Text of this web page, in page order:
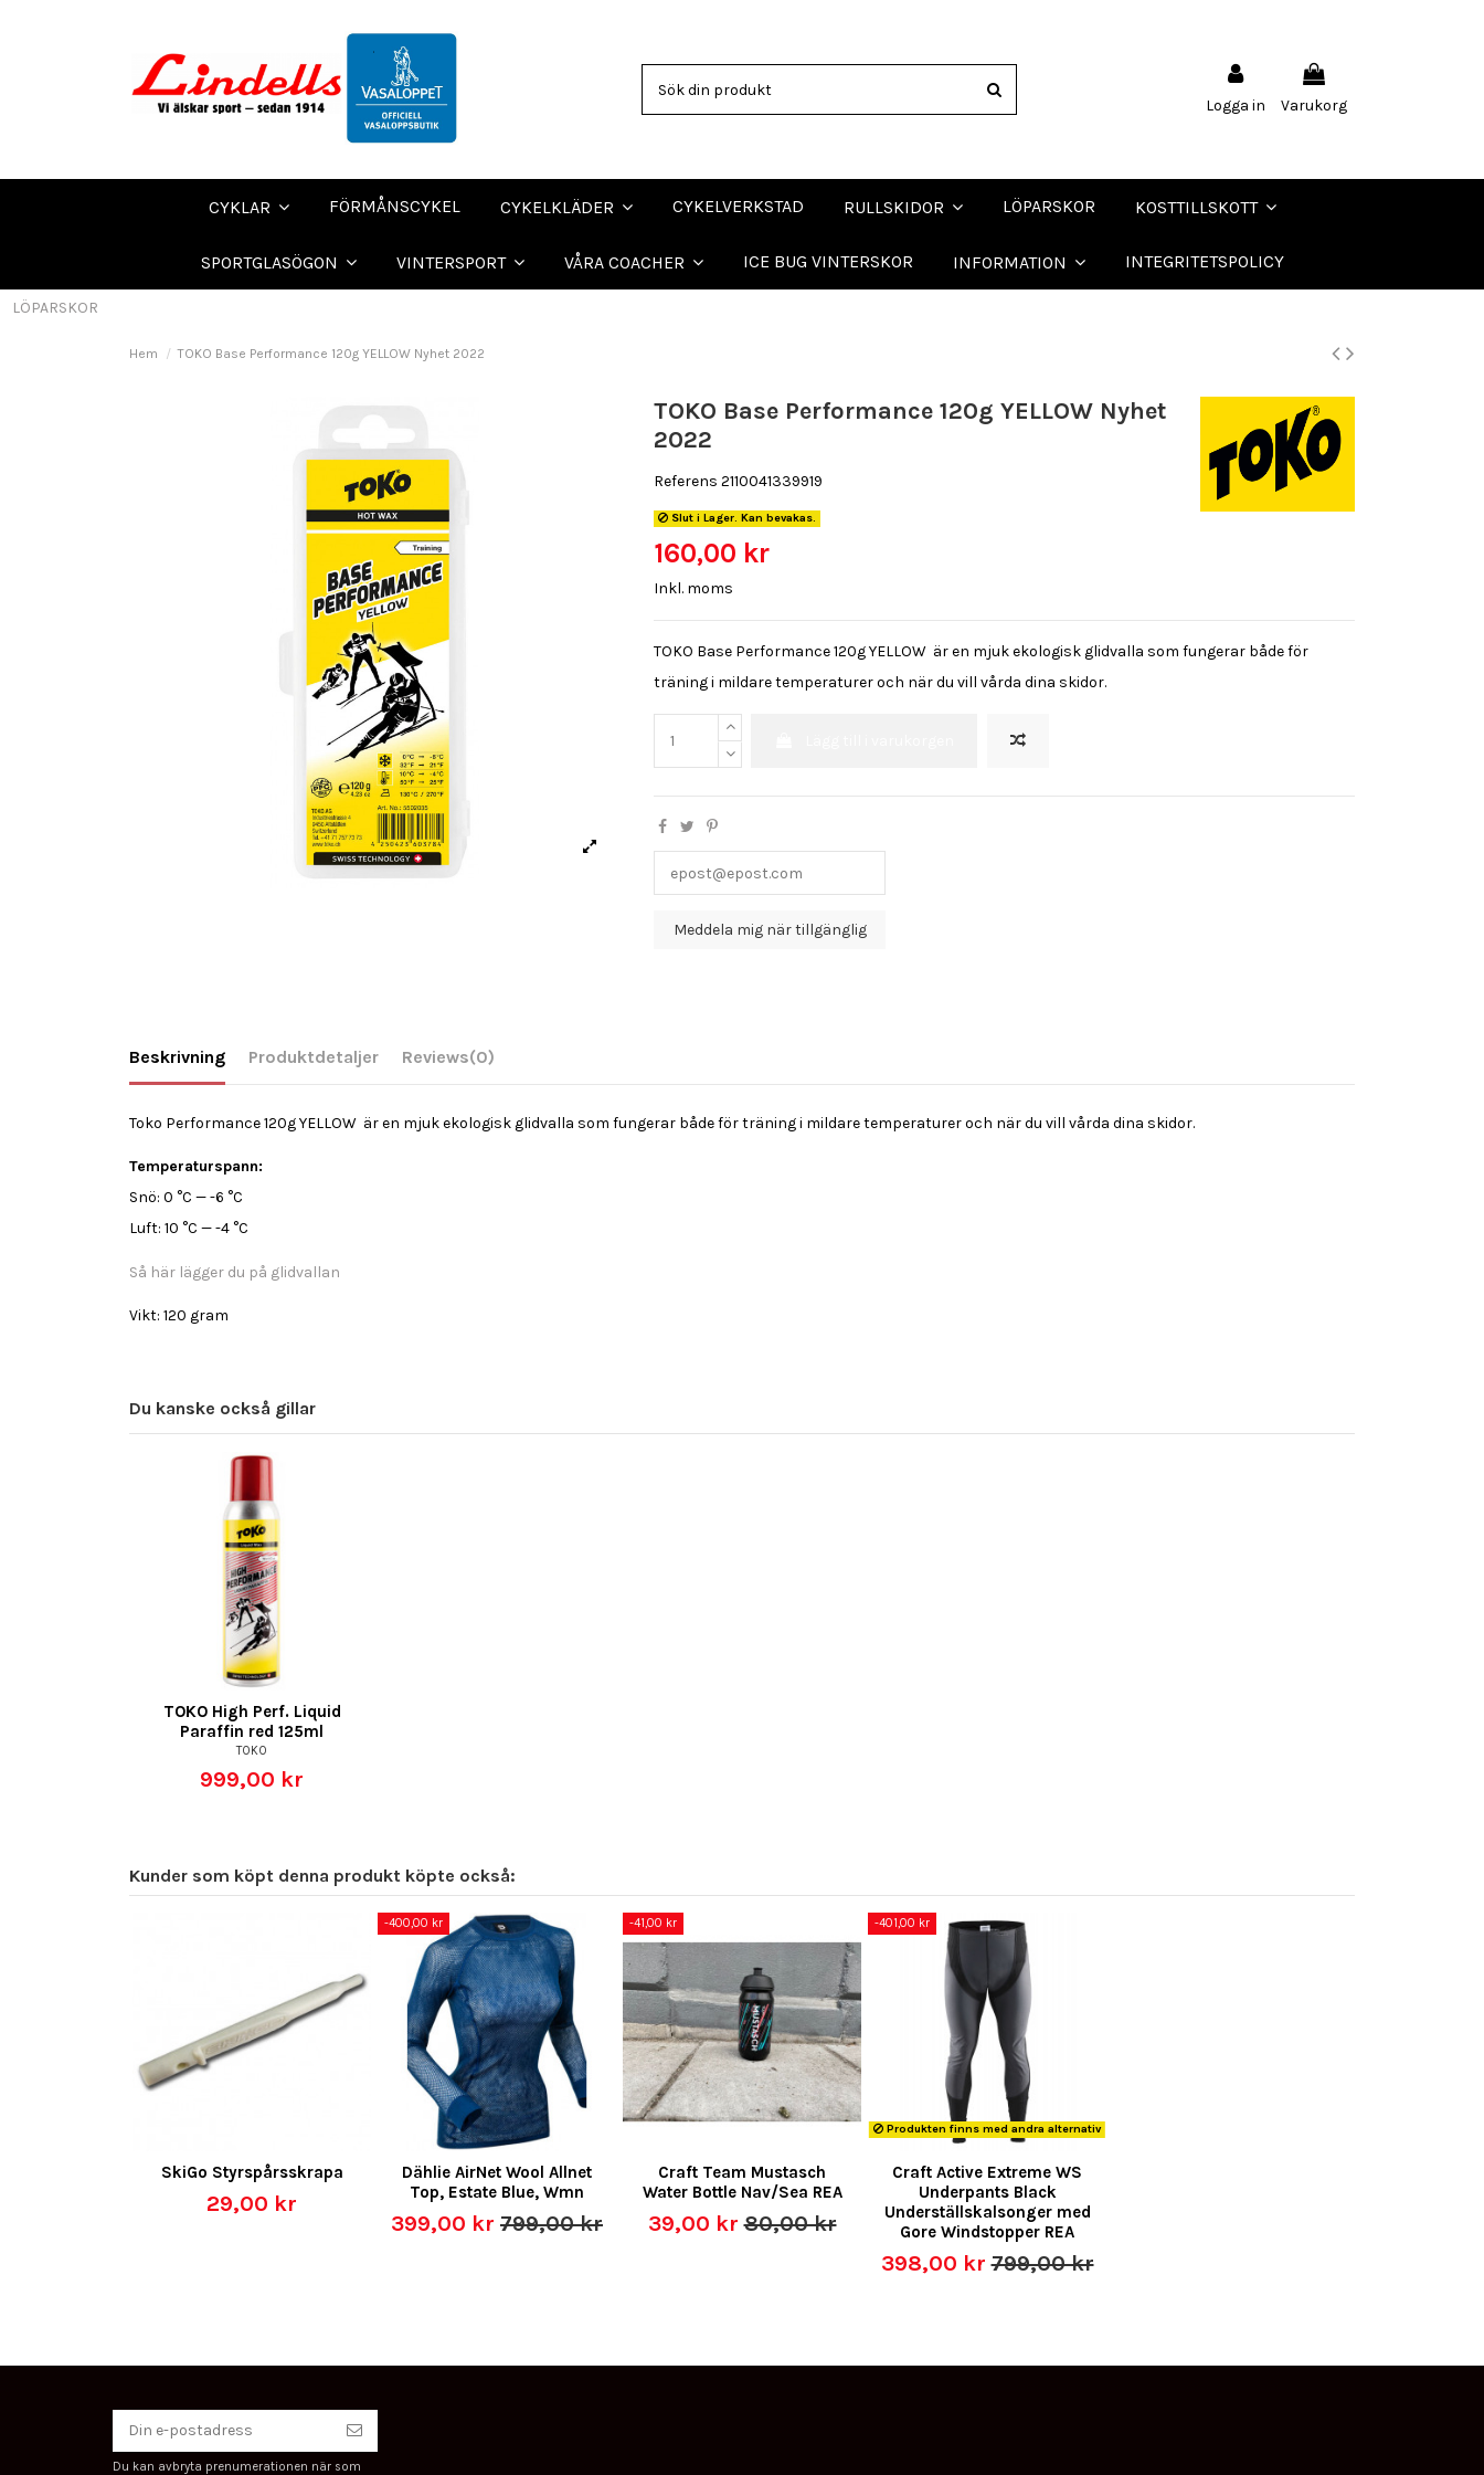
Logga in Varukorg
CYKLAR FÖRMÅNSCYKEL CYKELKLÄDER CYKELVERKSTAD RULLSKIDOR LÖPARSKOR KOSTTILLSKOTT
SPORTGLASÖGON VINTERSPORT VÅRA COACHER ICE BUG VINTERSKOR INFORMATION INTEGRITETSPOLICY
LÖPARSKOR
Hem TOKO Base Performance 120g YELLOW Nyhet 2022
TOKO Base Performance 120g YELLOW Nyhet
2022
Referens 2110041339919
Slut i Lager. Kan bevakas.
160,00 kr
Inkl. moms
TOKO Base Performance 120g YELLOW är en mjuk ekologisk glidvalla som fungerar både för
träning i mildare temperaturer och när du vill vårda dina skidor.
Beskrivning Produktdetaljer Reviews(0)
Toko Performance 120g YELLOW är en mjuk ekologisk glidvalla som fungerar både för träning i mildare temperaturer och när du vill vårda dina skidor.
Temperaturspann:
Snö: 0 °C — -6 °C
Luft: 10 °C — -4 °C
Så här lägger du på glidvallan
Vikt: 120 gram
Du kanske också gillar
TOKO High Perf. Liquid
Paraffin red 125ml
TOKO
999,00 kr
Kunder som köpt denna produkt köpte också:
SkiGo Styrspårsskrapa
29,00 kr
-400,00 kr
Dählie AirNet Wool Allnet
Top, Estate Blue, Wmn
399,00 kr 799,00 kr
-41,00 kr
Craft Team Mustasch
Water Bottle Nav/Sea REA
39,00 kr80,00 kr
-401,00 kr
Produkten finns med andra alternativ
Craft Active Extreme WS
Underpants Black
Underställskalsonger med
Gore Windstopper REA
398,00 kr799,00 kr
Du kan avbryta prenumerationen när som